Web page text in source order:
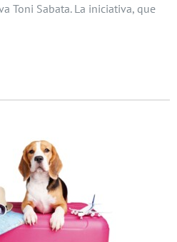
Toni Sabata. La iniciativa, que